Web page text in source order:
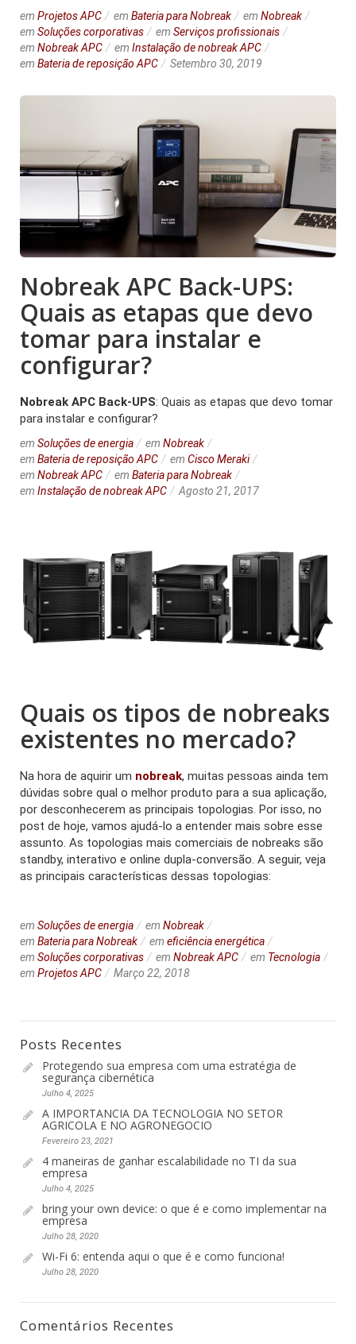
em Projetos APC em Bateria para Nobreak em Nobreak
em Soluções corporativas em Serviços profissionais
em Nobreak APC em Instalação de nobreak APC
em Bateria de reposição APC Setembro 30, 2019
Nobreak APC Back-UPS:
Quais as etapas que devo
tomar para instalar e
configurar?
Nobreak APC Back-UPS: Quais as etapas que devo tomar
para instalar e configurar?
em Soluções de energia em Nobreak
em Bateria de reposição APC em Cisco Meraki
em Nobreak APC em Bateria para Nobreak
em Instalação de nobreak APC Agosto 21, 2017
Quais os tipos de nobreaks
existentes no mercado?
Na hora de aquirir um nobreak, muitas pessoas ainda tem
dúvidas sobre qual o melhor produto para a sua aplicação,
por desconhecerem as principais topologias. Por isso, no
post de hoje, vamos ajudá-lo a entender mais sobre esse
assunto. As topologias mais comerciais de nobreaks são
standby, interativo e online dupla-conversão. A seguir, veja
as principais características dessas topologias:
em Soluções de energia em Nobreak
em Bateria para Nobreak em eficiência energética
em Soluções corporativas em Nobreak APC em Tecnologia
em Projetos APC Março 22, 2018
Posts Recentes
Protegendo sua empresa com uma estratégia de
segurança cibernética
Julho 4, 2025
A IMPORTANCIA DA TECNOLOGIA NO SETOR
AGRICOLA E NO AGRONEGOCIO
Fevereiro 23, 2021
4 maneiras de ganhar escalabilidade no TI da sua
empresa
Julho 4, 2025
bring your own device: o que é e como implementar na
empresa
Julho 28, 2020
Wi-Fi 6: entenda aqui o que é e como funciona!
Julho 28, 2020
Comentários Recentes